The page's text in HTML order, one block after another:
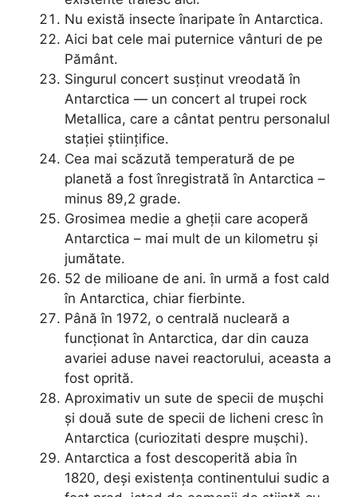
Nu există insecte înaripate în Antarctica.
Aici bat cele mai puternice vânturi de pe
Pământ.
Singurul concert susținut vreodată în
Antarctica — un concert al trupei rock
Metallica, care a cântat pentru personalul
stației științifice.
Cea mai scăzută temperatură de pe
planetă a fost înregistrată în Antarctica –
minus 89,2 grade.
Grosimea medie a gheții care acoperă
Antarctica – mai mult de un kilometru și
jumătate.
52 de milioane de ani. în urmă a fost cald
în Antarctica, chiar fierbinte.
Până în 1972, o centrală nucleară a
funcționat în Antarctica, dar din cauza
avariei aduse navei reactorului, aceasta a
fost oprită.
Aproximativ un sute de specii de mușchi
și două sute de specii de licheni cresc în
Antarctica (curiozitati despre mușchi).
Antarctica a fost descoperită abia în
1820, deși existența continentului sudic a